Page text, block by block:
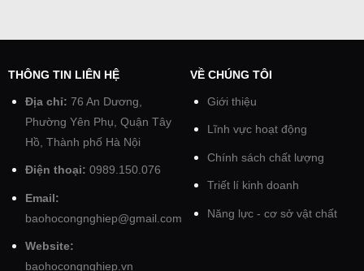
THÔNG TIN LIÊN HỆ
Địa chỉ: 76 An Dương,
Phường Yên Phụ, Quận Tây
Hồ, Thành phố Hà Nội
Điện thoại: 0989.150.076
Email:
baohocongnghiep@gmail.com
Website:
baohocongnghiep.vn
VỀ CHÚNG TÔI
Giới thiệu
Lĩnh vực hoạt động
Chính sách chất lượng
Triết lí kinh doanh
Năng lực - cơ sở vật chất